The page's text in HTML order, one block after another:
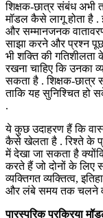
शिक्षक-छात्र संबंध अभी
मॉडल कैसे लागू होता है .
और सम्मानजनक
साझा करने और प्रश्न
भी शक्ति की गतिशीलता
रखना चाहिए कि उनका
सकता है . शिक्षक-छात्र
ताकि यह सुनिश्चित हो
.
ये कुछ उदाहरण हैं कि
कैसे खेलता है . रिश्ते के
में देखा जा सकता है
करते हैं जो दोनों के
व्यक्तिगत व्यक्तित्व,
और लंबे समय तक चलने
पारस्परिक प्रक्रिया